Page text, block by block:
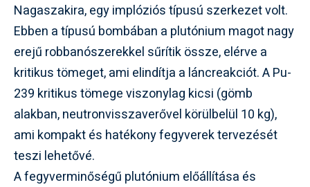
Nagaszakira, egy implóziós típusú szerkezet volt.
Ebben a típusú bombában a plutónium magot nagy
erejű robbanószerekkel sűrítik össze, elérve a
kritikus tömeget, ami elindítja a láncreakciót. A Pu-
239 kritikus tömege viszonylag kicsi (gömb
alakban, neutronvisszaverővel körülbelül 10 kg),
ami kompakt és hatékony fegyverek tervezését
teszi lehetővé.
A fegyverminőségű plutónium előállítása és